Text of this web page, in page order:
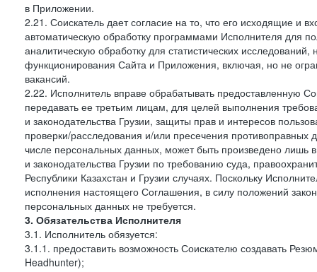
в Приложении.
2.21. Соискатель дает согласие на то, что его исходящие и
автоматическую обработку программами Исполнителя для
аналитическую обработку для статистических
функционирования Сайта и Приложения, включая, но не
вакансий.
2.22. Исполнитель вправе обрабатывать предоставленную
передавать ее третьим лицам, для целей выполнения
и законодательства Грузии, защиты прав и интересов
проверки/расследования и/или пресечения
числе персональных данных, может быть произведено лишь
и законодательства Грузии по требованию суда,
Республики Казахстан и Грузии случаях. Поскольку
исполнения настоящего Соглашения, в силу положений
персональных данных не требуется.
3. Обязательства Исполнителя
3.1. Исполнитель обязуется:
3.1.1. предоставить возможность Соискателю создавать
Headhunter);